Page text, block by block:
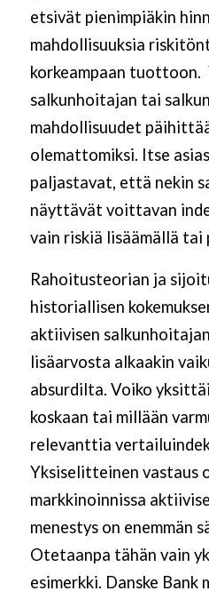
etsivät pienimpiäkin
mahdollisuuksia
korkeampaan tuottoon.
salkunhoitajan tai
mahdollisuudet
olemattomiksi. Itse
paljastavat, että nekin
näyttävät voittavan
vain riskiä lisäämällä
Rahoitusteorian ja
historiallisen
aktiivisen
lisäarvosta alkaakin
absurdilta. Voiko
koskaan tai millään
relevanttia
Yksiselitteinen vastaus
markkinoinnissa
menestys on enemmän
Otetaanpa tähän vain
esimerkki. Danske Bank